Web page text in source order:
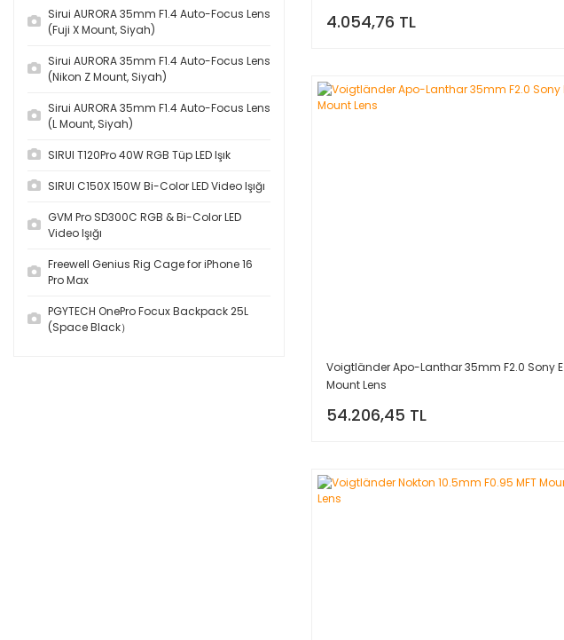
Sirui AURORA 35mm F1.4 Auto-Focus Lens
(Fuji X Mount, Siyah)
Sirui AURORA 35mm F1.4 Auto-Focus Lens
(Nikon Z Mount, Siyah)
Sirui AURORA 35mm F1.4 Auto-Focus Lens
(L Mount, Siyah)
SIRUI T120Pro 40W RGB Tüp LED Işık
SIRUI C150X 150W Bi-Color LED Video Işığı
GVM Pro SD300C RGB & Bi-Color LED
Video Işığı
Freewell Genius Rig Cage for iPhone 16
Pro Max
PGYTECH OnePro Focux Backpack 25L
(Space Black）
4.054,76 TL
Voigtländer Apo-Lanthar 35mm F2.0 Sony E
Mount Lens
54.206,45 TL